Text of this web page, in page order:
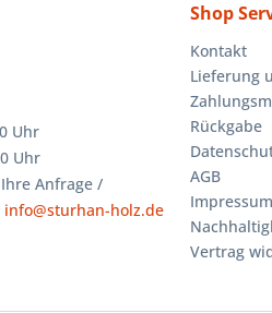
Uhr
Uhr
Anfrage /
info@sturhan-holz.de
Shop
Kontakt
Lieferung
Rückgabe
AGB
Impressum
Vertrag